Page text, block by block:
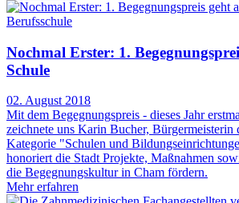
Berufsschule
Nochmal Erster: 1.
Schule
02. August 2018
Mit dem Begegnungspreis - dieses Jahr
zeichnete uns Karin Bucher, Bürgermeisterin
Kategorie "Schulen und
honoriert die Stadt Projekte, Maßnahmen
die Begegnungskultur in Cham fördern.
Mehr erfahren